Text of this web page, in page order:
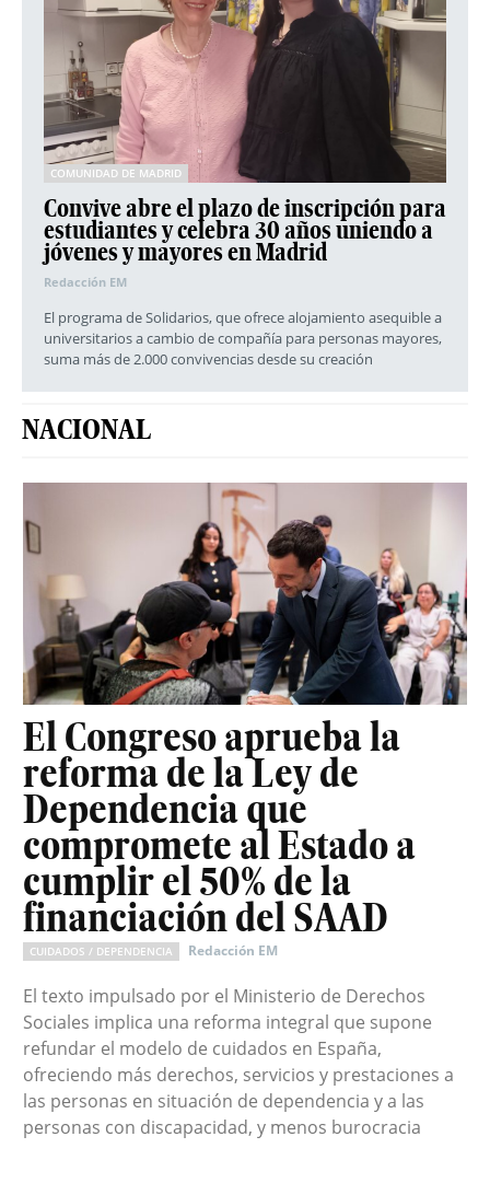
COMUNIDAD DE MADRID
Convive abre el plazo de inscripción para
estudiantes y celebra 30 años uniendo a
jóvenes y mayores en Madrid
Redacción EM
El programa de Solidarios, que ofrece alojamiento asequible a
universitarios a cambio de compañía para personas mayores,
suma más de 2.000 convivencias desde su creación
NACIONAL
El Congreso aprueba la
reforma de la Ley de
Dependencia que
compromete al Estado a
cumplir el 50% de la
financiación del SAAD
CUIDADOS / DEPENDENCIA Redacción EM
El texto impulsado por el Ministerio de Derechos
Sociales implica una reforma integral que supone
refundar el modelo de cuidados en España,
ofreciendo más derechos, servicios y prestaciones a
las personas en situación de dependencia y a las
personas con discapacidad, y menos burocracia